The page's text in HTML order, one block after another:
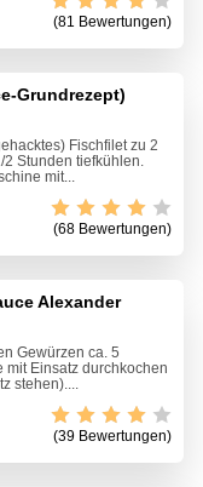
(81 Bewertungen)
Grundrezept)
Fischfilet zu 2
2 Stunden tiefkühlen.
mit...
(68 Bewertungen)
Alexander
Gewürzen ca. 5
mit Einsatz durchkochen
stehen)....
(39 Bewertungen)